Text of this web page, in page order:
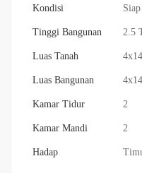
Kondisi
Tinggi Bangunan 2.5
Luas Tanah
Luas Bangunan
Kamar Tidur 2
Kamar Mandi 2
Hadap